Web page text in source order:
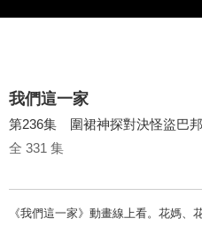
我們這一家
第236集 圍裙神探對決怪盜巴邦
全 331 集
《我們這一家》動畫線上看。花媽